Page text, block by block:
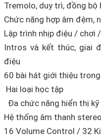
Tremolo, duy trì, đồng bộ
Chức năng hợp âm đệm,
Lập trình nhịp điệu / chơi
Intros và kết thúc, giai
điệu
60 bài hát giới thiệu
Hai loại học tập
Đa chức năng hiển thị
Hệ thống âm thanh stereo
16 Volume Control / 32